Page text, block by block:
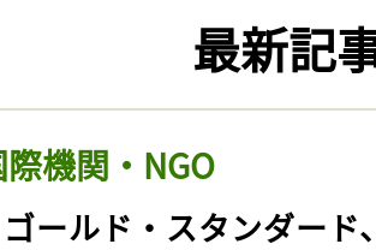
最新記
機関・NGO
ゴールド・スタンダード